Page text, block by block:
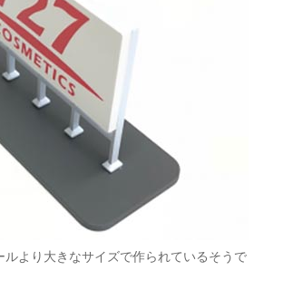
ルより大きなサイズで作られているそうで